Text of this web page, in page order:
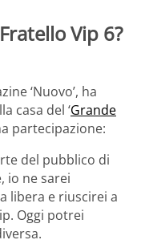
Vip 6?
‘Nuovo’, ha
casa del ‘Grande
partecipazione:
del pubblico di
io ne sarei
libera e riuscirei a
Oggi potrei